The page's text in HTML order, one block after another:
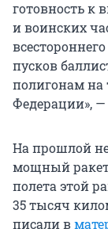
готовность к
и воинских
пусков
полигонам на
Федерации»,
На прошлой
мощный
полета этой
35 тысяч
писали в